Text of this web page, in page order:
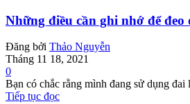
Những điều cần ghi nhớ để
Đăng bởi Thảo Nguyễn
Tháng 11 18, 2021
0
Bạn có chắc rằng mình đang sử dụng
Tiếp tục đọc